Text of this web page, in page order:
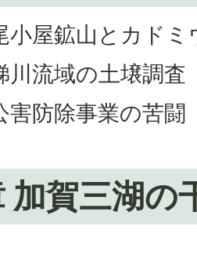
小屋鉱山とカドミ
川流域の土壌調査
害防除事業の苦闘
加賀三湖の